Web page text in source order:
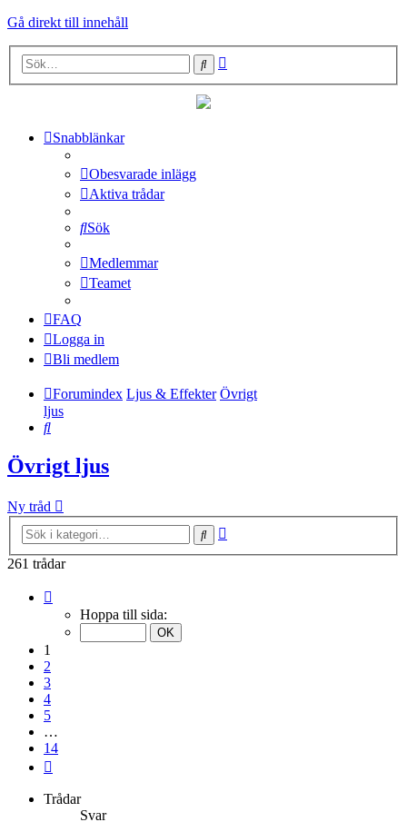
Gå direkt till innehåll
Sök
Snabblänkar
Obesvarade inlägg
Aktiva trådar
Sök
Medlemmar
Teamet
FAQ
Logga in
Bli medlem
Forumindex Ljus & Effekter Övrigt
ljus
Sök
Övrigt ljus
Ny tråd
Sök
261 trådar
Hoppa till sida:
1
2
3
4
5
…
14
Trådar
Svar